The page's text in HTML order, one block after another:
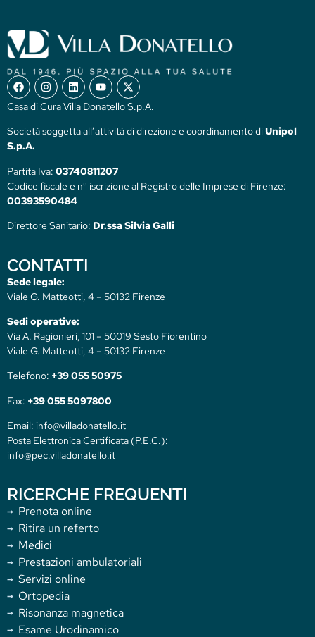
Casa di Cura Villa Donatello S.p.A.
Società soggetta all’attività di direzione e coordinamento diUnipol
S.p.A.
Partita Iva: 03740811207
Codice fiscale e n° iscrizione al Registro delle Imprese di Firenze:
00393590484
Direttore Sanitario: Dr.ssa Silvia Galli
CONTATTI
Sede legale:
Viale G. Matteotti, 4 – 50132 Firenze
Sedi operative:
Via A. Ragionieri, 101 – 50019 Sesto Fiorentino
Viale G. Matteotti, 4 – 50132 Firenze
Telefono: +39 055 50975
Fax: +39 055 5097800
Email: info@villadonatello.it
Posta Elettronica Certificata (P.E.C.):
info@pec.villadonatello.it
RICERCHE FREQUENTI
Prenota online
Ritira un referto
Medici
Prestazioni ambulatoriali
Servizi online
Ortopedia
Risonanza magnetica
Esame Urodinamico